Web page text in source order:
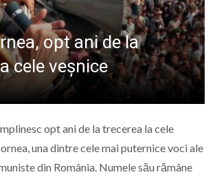
opt ani de la
cele veșnice
opt ani de la trecerea la cele
, una dintre cele mai puternice voci ale
din România. Numele său rămâne